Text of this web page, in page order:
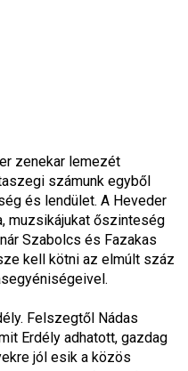
zenekar lemezét
számunk egyből
és lendület. A Heveder
muzsikájukat őszinteség
Szabolcs és Fazakas
kell kötni az elmúlt száz
Felszegtől Nádas
Erdély adhatott, gazdag
jól esik a közös